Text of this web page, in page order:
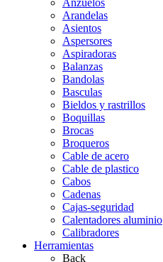
Anzuelos
Arandelas
Asientos
Aspersores
Aspiradoras
Balanzas
Bandolas
Basculas
Bieldos y rastrillos
Boquillas
Brocas
Broqueros
Cable de acero
Cable de plastico
Cabos
Cadenas
Cajas-seguridad
Calentadores aluminio
Calibradores
Herramientas
Back